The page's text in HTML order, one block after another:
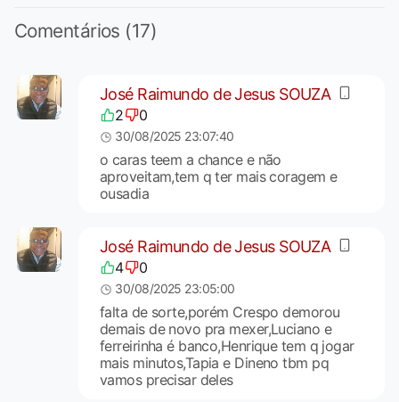
Comentários (17)
José Raimundo de Jesus SOUZA
2 0
30/08/2025 23:07:40
o caras teem a chance e não
aproveitam,tem q ter mais coragem e
ousadia
José Raimundo de Jesus SOUZA
4 0
30/08/2025 23:05:00
falta de sorte,porém Crespo demorou
demais de novo pra mexer,Luciano e
ferreirinha é banco,Henrique tem q jogar
mais minutos,Tapia e Dineno tbm pq
vamos precisar deles